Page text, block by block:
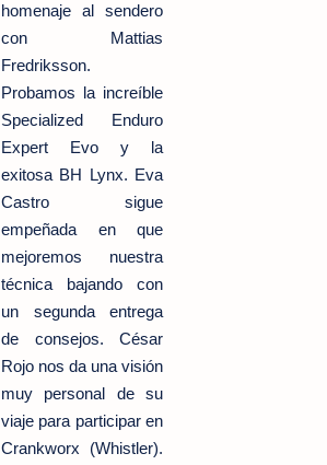
homenaje al sendero
con Mattias
Fredriksson.
Probamos la increíble
Specialized Enduro
Expert Evo y la
exitosa BH Lynx. Eva
Castro sigue
empeñada en que
mejoremos nuestra
técnica bajando con
un segunda entrega
de consejos. César
Rojo nos da una visión
muy personal de su
viaje para participar en
Crankworx (Whistler).